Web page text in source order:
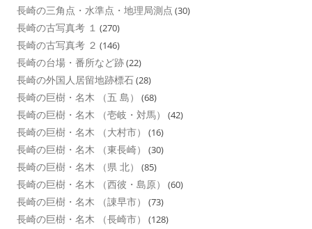
長崎の三角点・水準点・地理局測点 (30)
長崎の古写真考 １ (270)
長崎の古写真考 ２ (146)
長崎の台場・番所など跡(22)
長崎の外国人居留地跡標石(28)
長崎の巨樹・名木 （五 島） (68)
長崎の巨樹・名木 （壱岐・対馬） (42)
長崎の巨樹・名木 （大村市） (16)
長崎の巨樹・名木 （東長崎） (30)
長崎の巨樹・名木 （県 北） (85)
長崎の巨樹・名木 （西彼・島原） (60)
長崎の巨樹・名木 （諌早市） (73)
長崎の巨樹・名木 （長崎市） (128)